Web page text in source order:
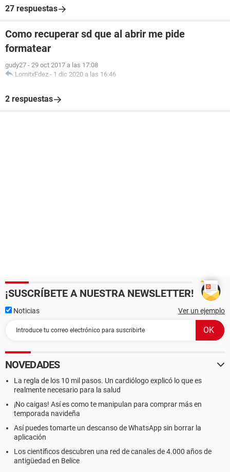
27 respuestas
Como recuperar sd que al abrir me pide
formatear
gudy27 - 29 oct 2017 a las 17:08
LomitxFdez - 1 dic 2020 a las 16:46
2 respuestas
¡SUSCRÍBETE A NUESTRA NEWSLETTER!
Noticias Ver un ejemplo
NOVEDADES
La regla de los 10 mil pasos. Un cardiólogo explicó lo que es
realmente necesario para la salud
¡No caigas! Así es como te manipulan para comprar más en
temporada navideña
Así puedes tomarte un descanso de WhatsApp sin borrar la
aplicación
Los científicos descubren una red de canales de 4.000 años de
antigüedad en Belice